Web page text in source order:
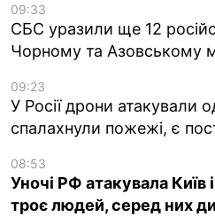
09:33
СБС уразили ще 12
Чорному та Азовському
09:23
У Росії дрони атакували
спалахнули пожежі, є
08:53
Уночі РФ атакувала Київ
троє людей, серед них